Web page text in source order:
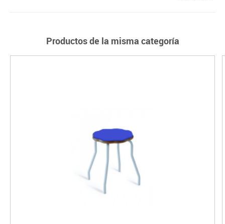
Productos de la misma categoría